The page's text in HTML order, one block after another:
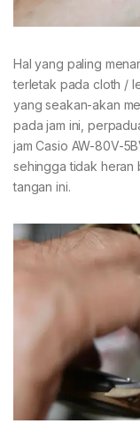
Hal yang paling
terletak pada cloth /
yang seakan-akan
pada jam ini,
jam Casio AW-80V-
sehingga tidak heran
tangan ini.